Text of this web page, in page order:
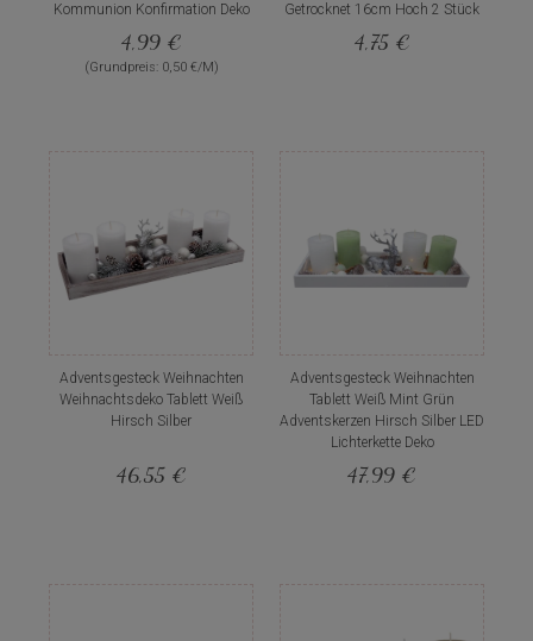
Kommunion Konfirmation Deko
4,99 €
(Grundpreis: 0,50 €/M)
Getrocknet 16cm Hoch 2 Stück
4,75 €
Adventsgesteck Weihnachten
Weihnachtsdeko Tablett Weiß
Hirsch Silber
46,55 €
Adventsgesteck Weihnachten
Tablett Weiß Mint Grün
Adventskerzen Hirsch Silber LED
Lichterkette Deko
47,99 €